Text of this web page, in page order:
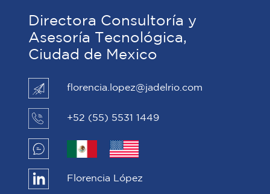
Directora Consultoría y
Asesoría Tecnológica,
Ciudad de Mexico
florencia.lopez@jadelrio.com
+52 (55) 5531 1449
Florencia López